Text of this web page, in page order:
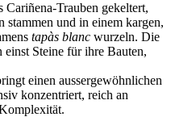
Cariñena-Trauben gekeltert,
stammen und in einem kargen,
tapàs blanc wurzeln. Die
einst Steine für ihre Bauten,
einen aussergewöhnlichen
konzentriert, reich an